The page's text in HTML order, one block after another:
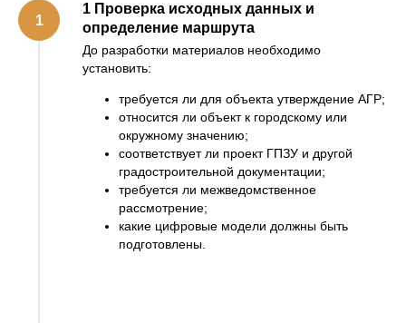
1 Проверка исходных данных и
определение маршрута
До разработки материалов необходимо
установить:
требуется ли для объекта утверждение АГР;
относится ли объект к городскому или
окружному значению;
соответствует ли проект ГПЗУ и другой
градостроительной документации;
требуется ли межведомственное
рассмотрение;
какие цифровые модели должны быть
подготовлены.